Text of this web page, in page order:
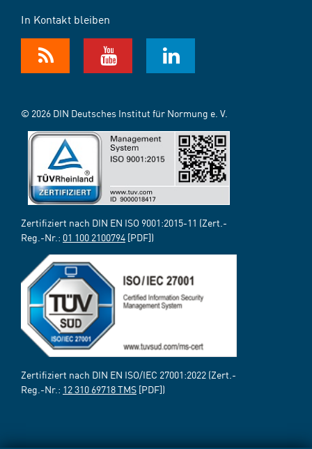
In Kontakt bleiben
© 2026 DIN Deutsches Institut für Normung e. V.
Zertifiziert nach DIN EN ISO 9001:2015-11 (Zert.-
Reg.-Nr.: 01 100 2100794 [PDF])
Zertifiziert nach DIN EN ISO/IEC 27001:2022 (Zert.-
Reg.-Nr.: 12 310 69718 TMS [PDF])